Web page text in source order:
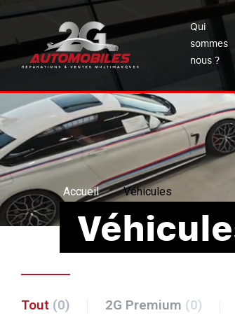
Qui
sommes
nous ?
Accueil Véhicules
Tout (0) 2G Premium (0)